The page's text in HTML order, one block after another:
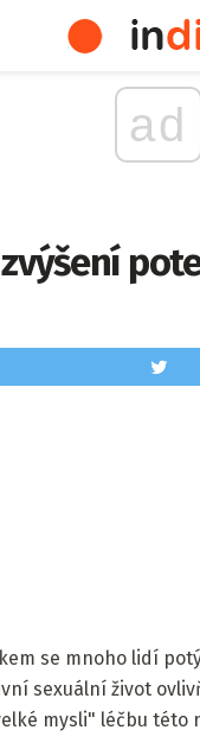
ad
se mnoho lidí
sexuální život
mysli" léčbu této